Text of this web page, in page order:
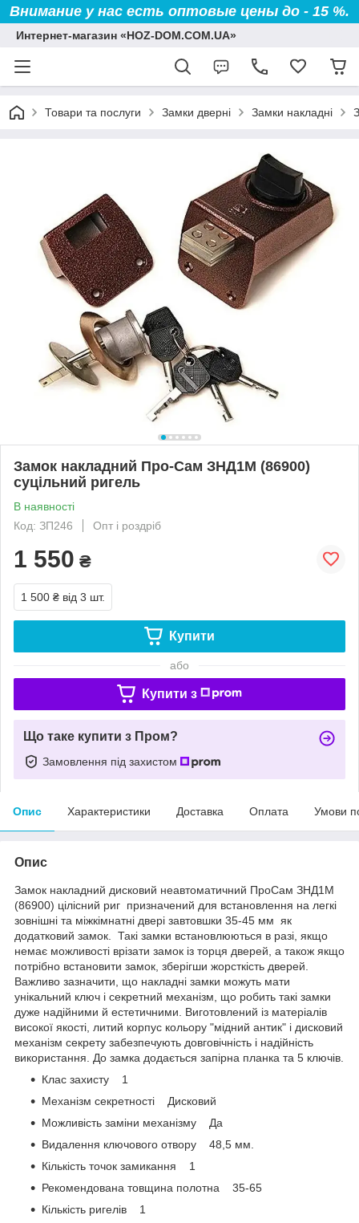
Внимание у нас есть оптовые цены до - 15 %.
Интернет-магазин «HOZ-DOM.COM.UA»
Товари та послуги Замки дверні Замки накладні
Замок накладний Про-Сам ЗНД1М (86900)
суцільний ригель
В наявності
Код: ЗП246
Опт і роздріб
1 550 ₴
1 500 ₴ від 3 шт.
Купити
або
Купити з
Що таке купити з Пром?
Замовлення під захистом
Опис Характеристики Доставка Оплата Умови
Опис
Замок накладний дисковий неавтоматичний ПроСам ЗНД1М
(86900) цілісний риг призначений для встановлення на легкі
зовнішні та міжкімнатні двері завтовшки 35-45 мм як
додатковий замок. Такі замки встановлюються в разі, якщо
немає можливості врізати замок із торця дверей, а також якщо
потрібно встановити замок, зберігши жорсткість дверей.
Важливо зазначити, що накладні замки можуть мати
унікальний ключ і секретний механізм, що робить такі замки
дуже надійними й естетичними. Виготовлений із матеріалів
високої якості, литий корпус кольору "мідний антик" і дисковий
механізм секрету забезпечують довговічність і надійність
використання. До замка додається запірна планка та 5 ключів.
Клас захисту 1
Механізм секретності Дисковий
Можливість заміни механізму Да
Видалення ключового отвору 48,5 мм.
Кількість точок замикання 1
Рекомендована товщина полотна 35-65
Кількість ригелів 1